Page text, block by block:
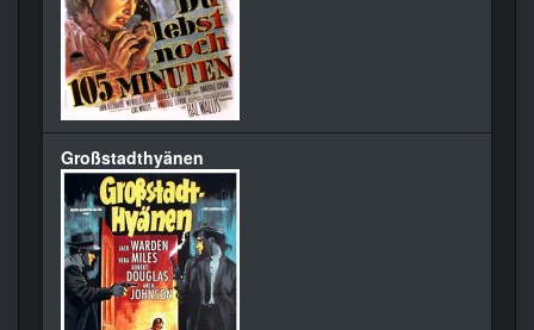
Großstadthyänen